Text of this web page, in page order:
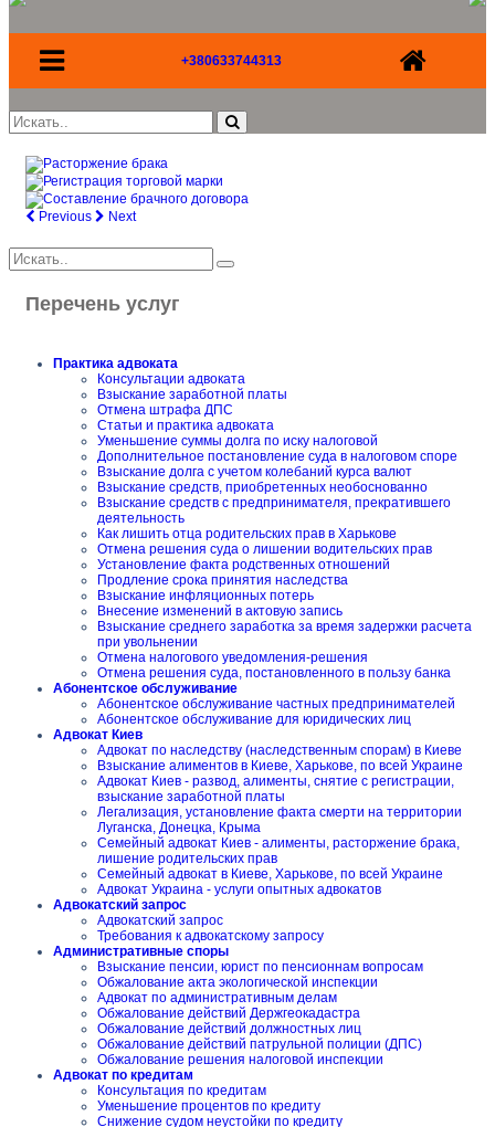
+380633744313
Previous Next
Перечень услуг
Практика адвоката
Консультации адвоката
Взыскание заработной платы
Отмена штрафа ДПС
Статьи и практика адвоката
Уменьшение суммы долга по иску налоговой
Дополнительное постановление суда в налоговом споре
Взыскание долга с учетом колебаний курса валют
Взыскание средств, приобретенных необоснованно
Взыскание средств с предпринимателя, прекратившего
деятельность
Как лишить отца родительских прав в Харькове
Отмена решения суда о лишении водительских прав
Установление факта родственных отношений
Продление срока принятия наследства
Взыскание инфляционных потерь
Внесение изменений в актовую запись
Взыскание среднего заработка за время задержки расчета
при увольнении
Отмена налогового уведомления-решения
Отмена решения суда, постановленного в пользу банка
Абонентское обслуживание
Абонентское обслуживание частных предпринимателей
Абонентское обслуживание для юридических лиц
Адвокат Киев
Адвокат по наследству (наследственным спорам) в Киеве
Взыскание алиментов в Киеве, Харькове, по всей Украине
Адвокат Киев - развод, алименты, снятие с регистрации,
взыскание заработной платы
Легализация, установление факта смерти на территории
Луганска, Донецка, Крыма
Семейный адвокат Киев - алименты, расторжение брака,
лишение родительских прав
Семейный адвокат в Киеве, Харькове, по всей Украине
Адвокат Украина - услуги опытных адвокатов
Адвокатский запрос
Адвокатский запрос
Требования к адвокатскому запросу
Административные споры
Взыскание пенсии, юрист по пенсионнам вопросам
Обжалование акта экологической инспекции
Адвокат по административным делам
Обжалование действий Держгеокадастра
Обжалование действий должностных лиц
Обжалование действий патрульной полиции (ДПС)
Обжалование решения налоговой инспекции
Адвокат по кредитам
Консультация по кредитам
Уменьшение процентов по кредиту
Снижение судом неустойки по кредиту